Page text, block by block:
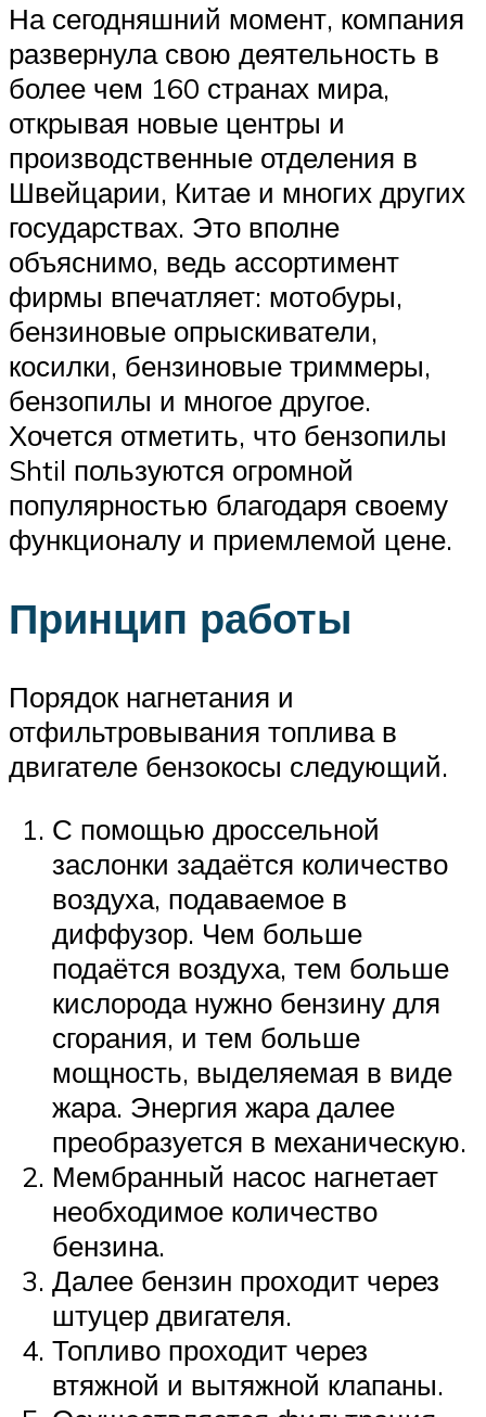
На сегодняшний момент, компания
развернула свою деятельность в
более чем 160 странах мира,
открывая новые центры и
производственные отделения в
Швейцарии, Китае и многих других
государствах. Это вполне
объяснимо, ведь ассортимент
фирмы впечатляет: мотобуры,
бензиновые опрыскиватели,
косилки, бензиновые триммеры,
бензопилы и многое другое.
Хочется отметить, что бензопилы
Shtil пользуются огромной
популярностью благодаря своему
функционалу и приемлемой цене.
Принцип работы
Порядок нагнетания и
отфильтровывания топлива в
двигателе бензокосы следующий.
С помощью дроссельной
заслонки задаётся количество
воздуха, подаваемое в
диффузор. Чем больше
подаётся воздуха, тем больше
кислорода нужно бензину для
сгорания, и тем больше
мощность, выделяемая в виде
жара. Энергия жара далее
преобразуется в механическую.
Мембранный насос нагнетает
необходимое количество
бензина.
Далее бензин проходит через
штуцер двигателя.
Топливо проходит через
втяжной и вытяжной клапаны.